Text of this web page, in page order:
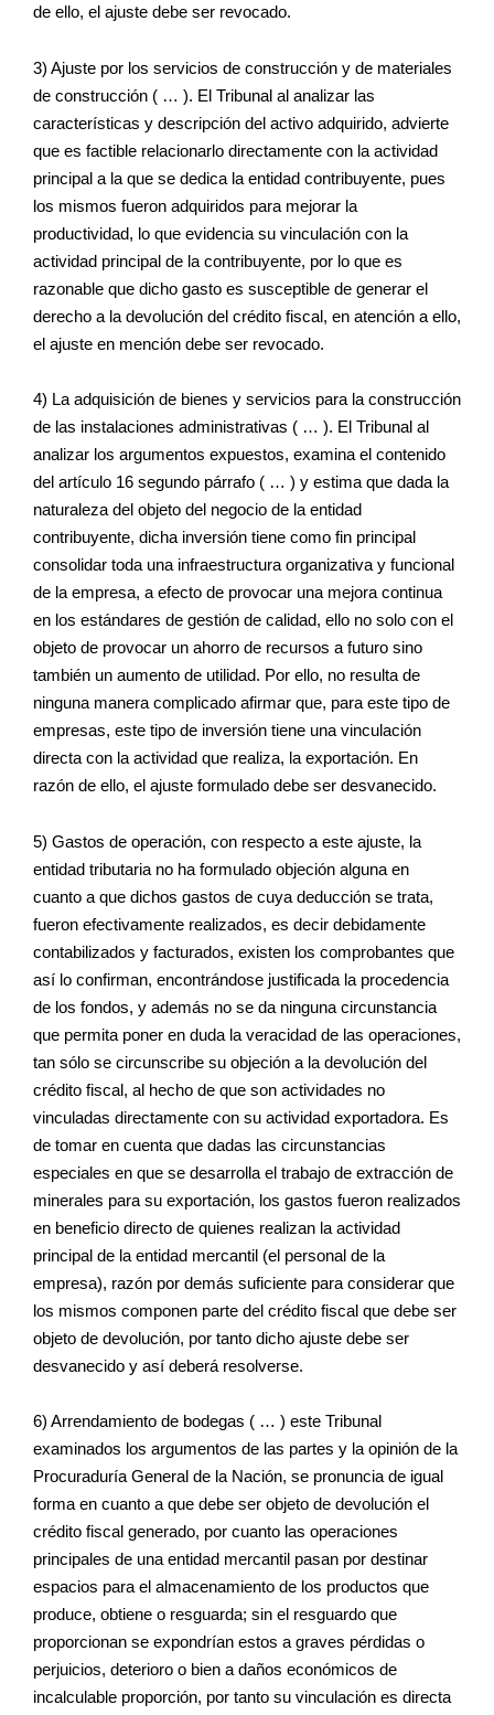
de ello, el ajuste debe ser revocado.
3) Ajuste por los servicios de construcción y de materiales
de construcción ( … ). El Tribunal al analizar las
características y descripción del activo adquirido, advierte
que es factible relacionarlo directamente con la actividad
principal a la que se dedica la entidad contribuyente, pues
los mismos fueron adquiridos para mejorar la
productividad, lo que evidencia su vinculación con la
actividad principal de la contribuyente, por lo que es
razonable que dicho gasto es susceptible de generar el
derecho a la devolución del crédito fiscal, en atención a ello,
el ajuste en mención debe ser revocado.
4) La adquisición de bienes y servicios para la construcción
de las instalaciones administrativas ( … ). El Tribunal al
analizar los argumentos expuestos, examina el contenido
del artículo 16 segundo párrafo ( … ) y estima que dada la
naturaleza del objeto del negocio de la entidad
contribuyente, dicha inversión tiene como fin principal
consolidar toda una infraestructura organizativa y funcional
de la empresa, a efecto de provocar una mejora continua
en los estándares de gestión de calidad, ello no solo con el
objeto de provocar un ahorro de recursos a futuro sino
también un aumento de utilidad. Por ello, no resulta de
ninguna manera complicado afirmar que, para este tipo de
empresas, este tipo de inversión tiene una vinculación
directa con la actividad que realiza, la exportación. En
razón de ello, el ajuste formulado debe ser desvanecido.
5) Gastos de operación, con respecto a este ajuste, la
entidad tributaria no ha formulado objeción alguna en
cuanto a que dichos gastos de cuya deducción se trata,
fueron efectivamente realizados, es decir debidamente
contabilizados y facturados, existen los comprobantes que
así lo confirman, encontrándose justificada la procedencia
de los fondos, y además no se da ninguna circunstancia
que permita poner en duda la veracidad de las operaciones,
tan sólo se circunscribe su objeción a la devolución del
crédito fiscal, al hecho de que son actividades no
vinculadas directamente con su actividad exportadora. Es
de tomar en cuenta que dadas las circunstancias
especiales en que se desarrolla el trabajo de extracción de
minerales para su exportación, los gastos fueron realizados
en beneficio directo de quienes realizan la actividad
principal de la entidad mercantil (el personal de la
empresa), razón por demás suficiente para considerar que
los mismos componen parte del crédito fiscal que debe ser
objeto de devolución, por tanto dicho ajuste debe ser
desvanecido y así deberá resolverse.
6) Arrendamiento de bodegas ( … ) este Tribunal
examinados los argumentos de las partes y la opinión de la
Procuraduría General de la Nación, se pronuncia de igual
forma en cuanto a que debe ser objeto de devolución el
crédito fiscal generado, por cuanto las operaciones
principales de una entidad mercantil pasan por destinar
espacios para el almacenamiento de los productos que
produce, obtiene o resguarda; sin el resguardo que
proporcionan se expondrían estos a graves pérdidas o
perjuicios, deterioro o bien a daños económicos de
incalculable proporción, por tanto su vinculación es directa